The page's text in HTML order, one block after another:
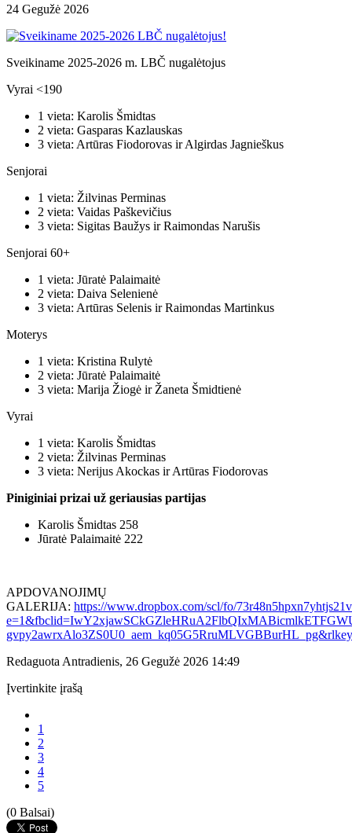
24 Gegužė 2026
Sveikiname 2025-2026 m. LBČ nugalėtojus
Vyrai <190
1 vieta: Karolis Šmidtas
2 vieta: Gasparas Kazlauskas
3 vieta: Artūras Fiodorovas ir Algirdas Jagnieškus
Senjorai
1 vieta: Žilvinas Perminas
2 vieta: Vaidas Paškevičius
3 vieta: Sigitas Baužys ir Raimondas Narušis
Senjorai 60+
1 vieta: Jūratė Palaimaitė
2 vieta: Daiva Selenienė
3 vieta: Artūras Selenis ir Raimondas Martinkus
Moterys
1 vieta: Kristina Rulytė
2 vieta: Jūratė Palaimaitė
3 vieta: Marija Žiogė ir Žaneta Šmidtienė
Vyrai
1 vieta: Karolis Šmidtas
2 vieta: Žilvinas Perminas
3 vieta: Nerijus Akockas ir Artūras Fiodorovas
Piniginiai prizai už geriausias partijas
Karolis Šmidtas 258
Jūratė Palaimaitė 222
APDOVANOJIMŲ
GALERIJA: https://www.dropbox.com/scl/fo/
Redaguota Antradienis, 26 Gegužė 2026 14:49
Įvertinkite įrašą
1
2
3
4
5
(0 Balsai)